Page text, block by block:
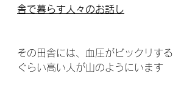
舎で暮らす人々のお話し
その田舎には、血圧がビックリする
ぐらい高い人が山のようにいます